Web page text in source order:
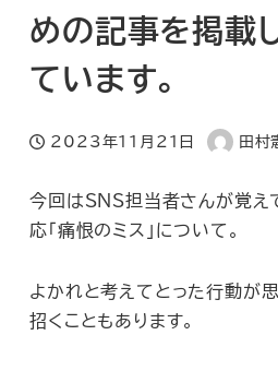
めの記事を掲載
ています。
投稿日
2023年11月21日
著
田村
今回はSNS担当者さんが覚え
応「痛恨のミス」について。
よかれと考えてとった行動が
招くこともあります。